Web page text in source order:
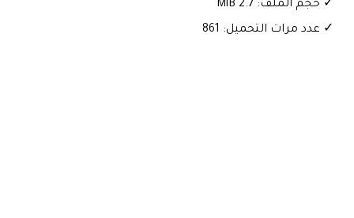
✓ حجم الملف: 2.7 MiB
✓ عدد مرات التحميل: 861